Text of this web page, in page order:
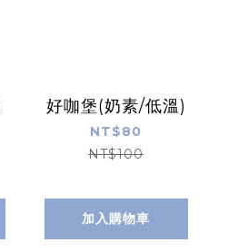
好咖堡(奶素/低溫)
NT$80
NT$100
加入購物車